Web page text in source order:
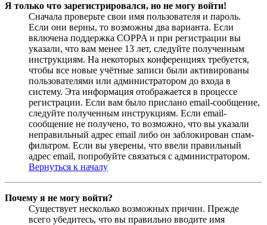
Я только что зарегистрировался, но не могу войти!
Сначала проверьте свои имя пользователя и пароль.
Если они верны, то возможны два варианта. Если
включена поддержка COPPA и при регистрации вы
указали, что вам менее 13 лет, следуйте полученным
инструкциям. На некоторых конференциях требуется,
чтобы все новые учётные записи были активированы
пользователями или администратором до входа в
систему. Эта информация отображается в процессе
регистрации. Если вам было прислано email-сообщение,
следуйте полученным инструкциям. Если email-
сообщение не получено, то возможно, что вы указали
неправильный адрес email либо он заблокирован спам-
фильтром. Если вы уверены, что ввели правильный
адрес email, попробуйте связаться с администратором.
Вернуться к началу
Почему я не могу войти?
Существует несколько возможных причин. Прежде
всего убедитесь, что вы правильно вводите имя